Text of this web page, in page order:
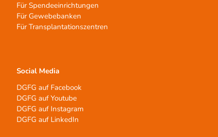
Für Spendeeinrichtungen
Für Gewebebanken
Für Transplantationszentren
Social Media
DGFG auf Facebook
DGFG auf Youtube
DGFG auf Instagram
DGFG auf LinkedIn